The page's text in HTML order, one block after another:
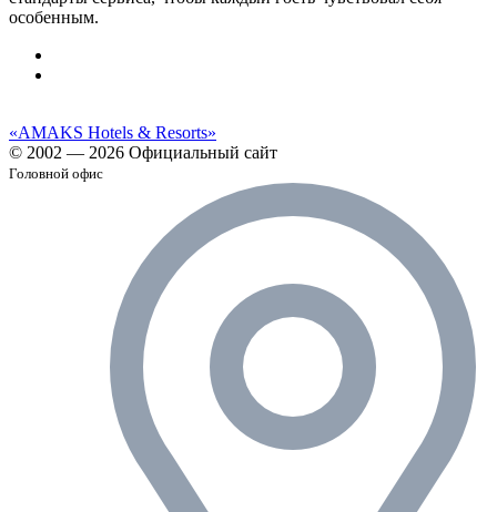
особенным.
«AMAKS Hotels & Resorts»
© 2002 — 2026 Официальный сайт
Головной офис